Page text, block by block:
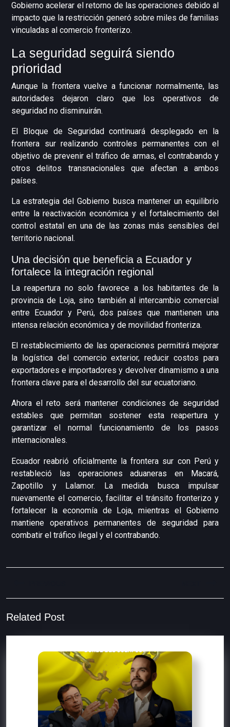
Gobierno acelerar el retorno de las operaciones debido al
impacto que la restricción generó sobre miles de familias
vinculadas al comercio fronterizo.
La seguridad seguirá siendo
prioridad
Aunque la frontera vuelve a funcionar normalmente, las
autoridades dejaron claro que los operativos de
seguridad no disminuirán.
El Bloque de Seguridad continuará desplegado en la
frontera sur realizando controles permanentes con el
objetivo de prevenir el tráfico de armas, el contrabando y
otros delitos transnacionales que afectan a ambos
países.
La estrategia del Gobierno busca mantener un equilibrio
entre la reactivación económica y el fortalecimiento del
control estatal en una de las zonas más sensibles del
territorio nacional.
Una decisión que beneficia a Ecuador y
fortalece la integración regional
La reapertura no solo favorece a los habitantes de la
provincia de Loja, sino también al intercambio comercial
entre Ecuador y Perú, dos países que mantienen una
intensa relación económica y de movilidad fronteriza.
El restablecimiento de las operaciones permitirá mejorar
la logística del comercio exterior, reducir costos para
exportadores e importadores y devolver dinamismo a una
frontera clave para el desarrollo del sur ecuatoriano.
Ahora el reto será mantener condiciones de seguridad
estables que permitan sostener esta reapertura y
garantizar el normal funcionamiento de los pasos
internacionales.
Ecuador reabrió oficialmente la frontera sur con Perú y
restableció las operaciones aduaneras en Macará,
Zapotillo y Lalamor. La medida busca impulsar
nuevamente el comercio, facilitar el tránsito fronterizo y
fortalecer la economía de Loja, mientras el Gobierno
mantiene operativos permanentes de seguridad para
combatir el tráfico ilegal y el contrabando.
Related Post